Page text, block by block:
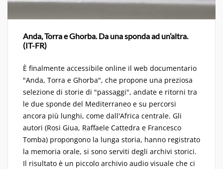
Anda, Torra e Ghorba. Da una sponda ad un’altra.
(IT-FR)
È finalmente accessibile online il web documentario
"Anda, Torra e Ghorba", che propone una preziosa
selezione di storie di "passaggi", andate e ritorni tra
le due sponde del Mediterraneo e su percorsi
ancora più lunghi, come dall'Africa centrale. Gli
autori (Rosi Giua, Raffaele Cattedra e Francesco
Tomba) propongono la lunga storia, hanno registrato
la memoria orale, si sono serviti degli archivi storici.
Il risultato è un piccolo archivio audio visuale che ci